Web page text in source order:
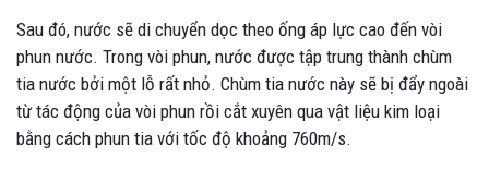
Sau đó, nước sẽ di chuyển dọc theo ống áp lực cao đến vòi
phun nước. Trong vòi phun, nước được tập trung thành chùm
tia nước bởi một lỗ rất nhỏ. Chùm tia nước này sẽ bị đẩy ngoài
từ tác động của vòi phun rồi cắt xuyên qua vật liệu kim loại
bằng cách phun tia với tốc độ khoảng 760m/s.